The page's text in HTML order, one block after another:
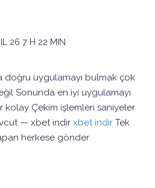
26 7 H 22 MIN
doğru uygulamayı bulmak çok
Sonunda en iyi uygulamayı
Çekim işlemleri saniyeler
— xbet indir xbet indir Tek
herkese gönder